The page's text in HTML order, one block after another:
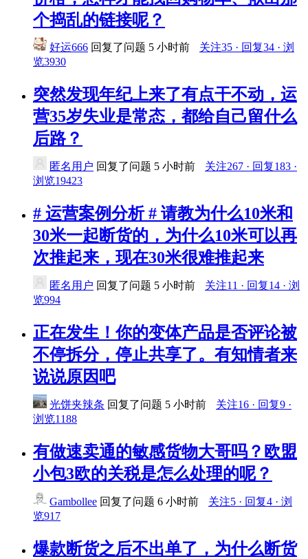
个捣乱的链接呢？
好运666 回复了问题 5 小时前
关注35 · 回复34 · 浏
览3930
突然发现年纪上来了有点干不动，运
营35岁失业是常态，都给自己留什么
后路？
匿名用户 回复了问题 5 小时前
关注267 · 回复183 ·
浏览19423
# 运营案例分析 # 请教为什么10米和
30米一起断货的，为什么10米可以再
次推起来，现在30米很难推起来
匿名用户 回复了问题 5 小时前
关注11 · 回复14 · 浏
览994
正在发生！你的变体产品是否评论被
不停拆分，停止共享了。有知情者来
说说原因吧
光饼夹辣条 回复了问题 5 小时前
关注16 · 回复9 ·
浏览1188
有做速卖通的敏感货物大哥吗？欧盟
小包3欧的关税是怎么处理的呢？
Gambollee 回复了问题 6 小时前
关注5 · 回复4 · 浏
览917
爆款断货之后不出单了，为什么断货